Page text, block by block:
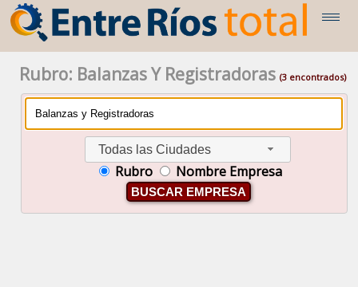
Rubro: Balanzas Y Registradoras (3 encontrados)
Todas las Ciudades
Rubro Nombre Empresa
BUSCAR EMPRESA